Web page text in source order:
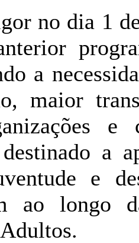
no dia 1
a
maior
e
a
e
ao longo